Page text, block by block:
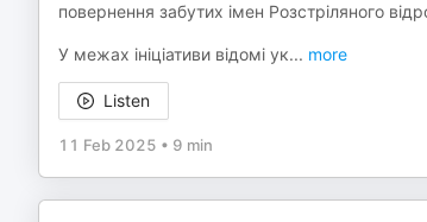
повернення забутих імен Розстріляного
У межах ініціативи відомі ук... more
Listen
11 Feb 2025 • 9 min